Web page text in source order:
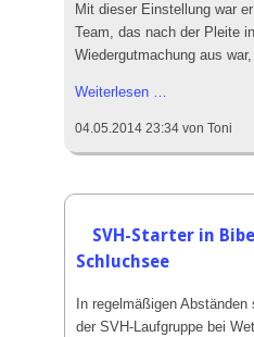
Mit dieser Einstellung war
Team, das nach der Pleite
Wiedergutmachung aus
Weiterlesen …
gewinnt
im
3:1
SC
Kappel
04.05.2014 23:34 von Toni
SVH-Starter in
Schluchsee
In regelmäßigen
der SVH-Laufgruppe bei